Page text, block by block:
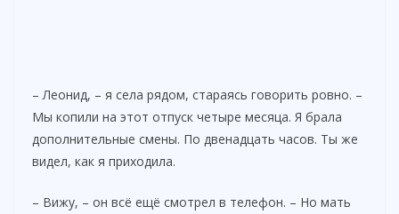
– Леонид, – я села рядом, стараясь говорить ровно. –
Мы копили на этот отпуск четыре месяца. Я брала
дополнительные смены. По двенадцать часов. Ты же
видел, как я приходила.
– Вижу, – он всё ещё смотрел в телефон. – Но мать